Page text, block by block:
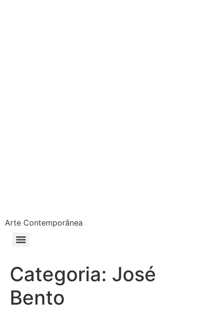
Arte Contemporânea
Categoria: José
Bento